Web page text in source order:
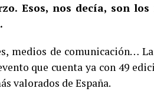
Esos, nos decía, son
medios de comunicación…
que cuenta ya con 49
valorados de España.